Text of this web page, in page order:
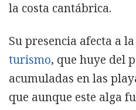
la costa cantábrica.
Su presencia afecta a
turismo, que huye del
acumuladas en las
que aunque este alga